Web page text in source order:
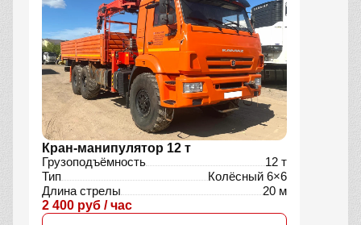
Кран-манипулятор 12 т
Грузоподъёмность
12 т
Тип
Колёсный 6×6
Длина стрелы
20 м
2 400 руб / час